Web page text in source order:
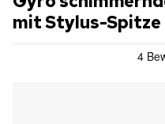
mit Stylus-